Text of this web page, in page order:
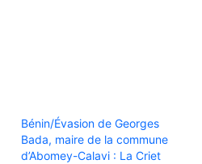
Bénin/Évasion de Georges
Bada, maire de la commune
d’Abomey-Calavi : La Criet